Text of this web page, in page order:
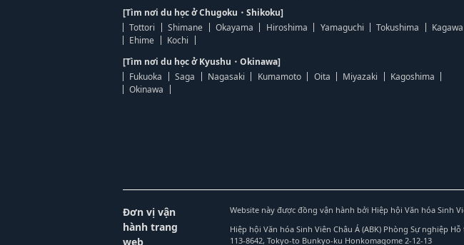
[Tìm nơi du học ở Chugoku・Shikoku]
Tottori
Shimane Okayama Hiroshima Yamaguchi Tokushima
Kagawa
Ehime
Kochi
[Tìm nơi du học ở Kyushu・Okinawa]
Fukuoka
Saga Nagasaki Kumamoto Oita Miyazaki
Kagoshima
Okinawa
Đơn vị vận
hành trang
web
Website này được đồng vận hành bởi Hiệp hội Văn hóa Sinh
Hiệp hội Văn hóa Sinh Viên Châu Á (ABK) Phòng Sự nghiệp
113-8642, Tokyo-to Bunkyo-ku Honkomagome 2-12-13